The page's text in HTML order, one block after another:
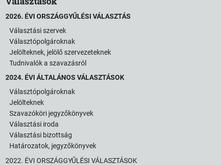
2026. ÉVI ORSZÁGGYŰLÉSI VÁLASZTÁS
Választási szervek
Választópolgároknak
Jelölteknek, jelölő szervezeteknek
Tudnivalók a szavazásról
2024. ÉVI ÁLTALÁNOS VÁLASZTÁSOK
Választópolgároknak
Jelölteknek
Szavazóköri jegyzőkönyvek
Választási iroda
Választási bizottság
Határozatok, jegyzőkönyvek
2022. ÉVI ORSZÁGGYŰLÉSI VÁLASZTÁSOK